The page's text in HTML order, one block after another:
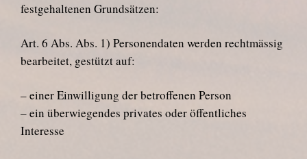
festgehaltenen Grundsätzen:
Art. 6 Abs. Abs. 1) Personendaten werden rechtmässig
bearbeitet, gestützt auf:
– einer Einwilligung der betroffenen Person
– ein überwiegendes privates oder öffentliches
Interesse